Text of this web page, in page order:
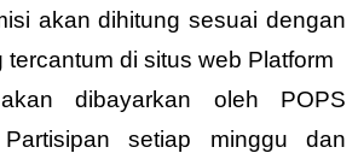
akan dihitung sesuai dengan
tercantum di situs web Platform
dibayarkan oleh POPS
setiap minggu dan